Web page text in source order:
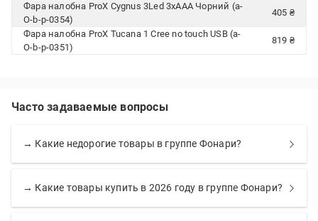
Фара налобна ProX Cygnus 3Led 3xAAA Чорний (a-
O-b-p-0354)
405 ₴
Фара налобна ProX Tucana 1 Cree no touch USB (a-
O-b-p-0351)
819 ₴
Часто задаваемые вопросы
→ Какие недорогие товары в группе Фонари?
→ Какие товары купить в 2026 году в группе Фонари?